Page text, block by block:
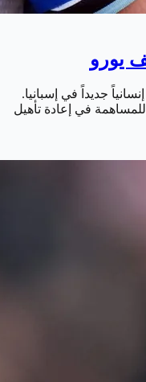
جديداً في إسبانيا.
بمبلغ 80 ألف يورو للمساهمة في إعادة تأهيل